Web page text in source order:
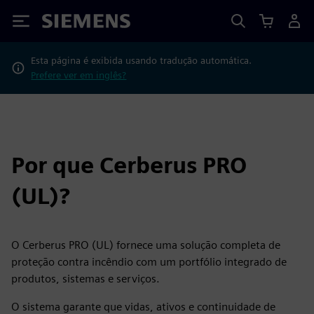
Siemens
Esta página é exibida usando tradução automática.
Prefere ver em inglês?
Por que Cerberus PRO
(UL)?
O Cerberus PRO (UL) fornece uma solução completa de
proteção contra incêndio com um portfólio integrado de
produtos, sistemas e serviços.
O sistema garante que vidas, ativos e continuidade de